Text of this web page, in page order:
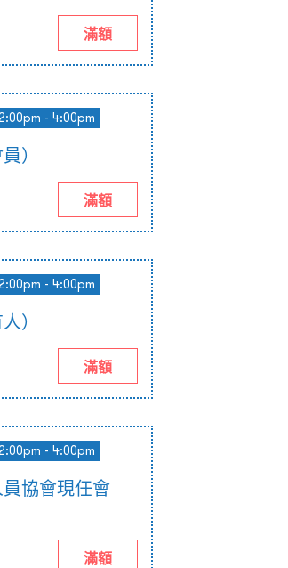
滿額
- 4:00pm
）
滿額
- 4:00pm
）
滿額
- 4:00pm
協會現任會
滿額